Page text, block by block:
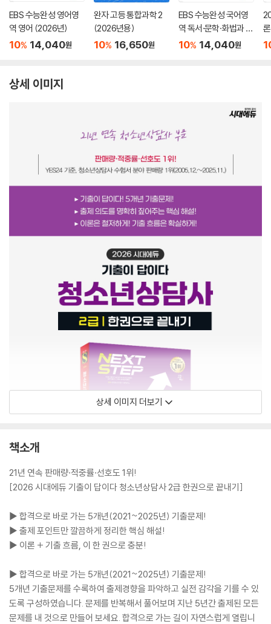
EBS 수능완성 영어영
역 영어 (2026년)
10% 14,040원
완자 고등 통합과학 2
(2026년용)
10% 16,650원
EBS 수능완성 국어영
역 독서·문학·화법과 작
문 (2026년)
10% 14,040원
(
상세 이미지
상세 이미지 더보기
책소개
21년 연속 판매량·적중률·선호도 1위!
[2026 시대에듀 기출이 답이다 청소년상담사 2급 한권으로 끝내기]
▶ 합격으로 바로 가는 5개년(2021~2025년) 기출문제!
▶ 출제 포인트만 깔끔하게 정리한 핵심 해설!
▶ 이론 + 기출 흐름, 이 한 권으로 충분!
▶ 합격으로 바로 가는 5개년(2021~2025년) 기출문제!
5개년 기출문제를 수록하여 출제경향을 파악하고 실전 감각을 기를 수 있
도록 구성하였습니다. 문제를 반복해서 풀어보며 지난 5년간 출제된 모든
문제를 내 것으로 만들어 보세요. 합격으로 가는 길이 자연스럽게 열립니